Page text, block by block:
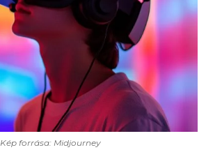
Kép forrása: Midjourney